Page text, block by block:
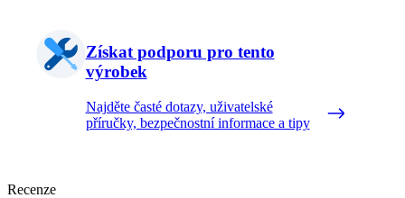
Získat podporu pro tento
výrobek
Najděte časté dotazy, uživatelské
příručky, bezpečnostní informace a tipy
Recenze